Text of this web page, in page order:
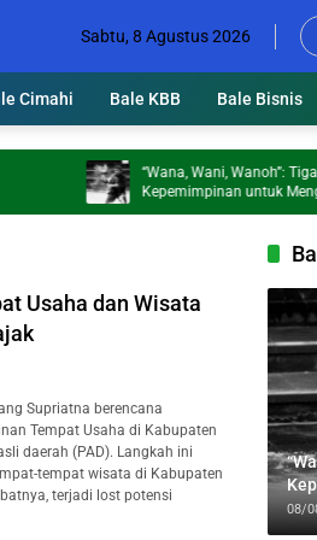
Sabtu, 8 Agustus 2026
Cimahi Bale KBB Bale Bisnis
“Wana, Wani, Wanoh”: Tiga Bekal
Kepemimpinan untuk Mengawal
Jabbar
Usaha dan Wisata
Supriatna berencana
Tempat Usaha di Kabupaten
daerah (PAD). Langkah ini
tempat wisata di Kabupaten
terjadi lost potensi
08/